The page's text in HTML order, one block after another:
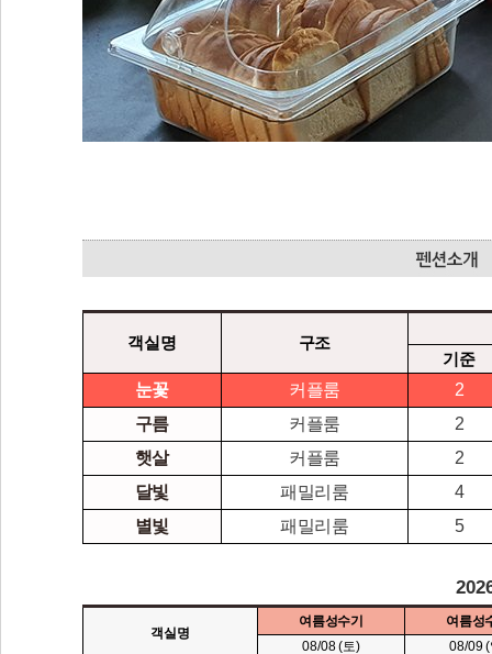
객실명
구조
기준
눈꽃
커플룸
2
구름
커플룸
2
햇살
커플룸
2
달빛
패밀리룸
4
별빛
패밀리룸 5